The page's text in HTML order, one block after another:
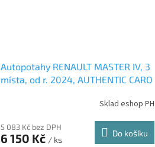
Autopotahy RENAULT MASTER IV, 3
místa, od r. 2024, AUTHENTIC CARO
Sklad eshop PH
5 083 Kč bez DPH
6 150 Kč / ks
Do košíku